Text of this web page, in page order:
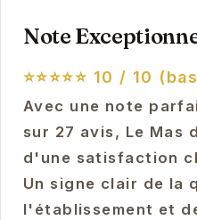
Note
⭐⭐⭐⭐⭐ 10 / 10
Avec une note
sur 27 avis, Le Mas
d'une satisfaction
Un signe clair de la
l'établissement et